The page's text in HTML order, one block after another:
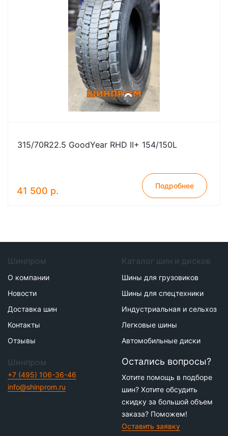
315/70R22.5 GoodYear RHD II+ 154/150L
41 500 р. Подробнее
Шинпром
О компании
Новости
Доставка шин
Контакты
Отзывы
Каталог шин и дисков
Шины для грузовиков
Шины для спецтехники
Индустриальная и сельхоз
Легковые шины
Автомобильные диски
Шинпром
+7 (495) 106-36-46
info@shinprom.ru
Остались вопросы?
Хотите помощь в подборе
шин? Хотите обсудить
скидку за большой объем
заказа? Поможем!
Оставить заявку